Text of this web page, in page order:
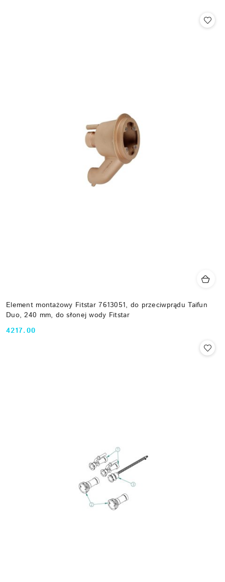
Element montażowy Fitstar 7613051, do przeciwprądu Taifun
Duo, 240 mm, do słonej wody Fitstar
Cena:
4217.00